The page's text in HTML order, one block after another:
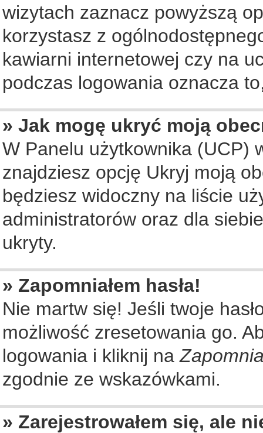
wizytach zaznacz powyższą
korzystasz z
kawiarni internetowej czy na
podczas logowania oznacza
» Jak mogę ukryć moją
W Panelu użytkownika (UCP)
znajdziesz opcję Ukryj moją
będziesz widoczny na liście
administratorów oraz dla
ukryty.
» Zapomniałem hasła!
Nie martw się! Jeśli twoje
możliwość zresetowania go.
logowania i kliknij na
zgodnie ze wskazówkami.
» Zarejestrowałem się, ale